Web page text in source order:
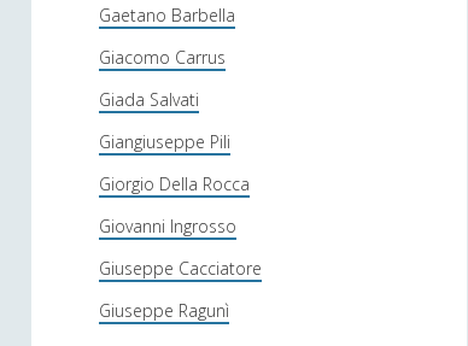
Gaetano Barbella
Giacomo Carrus
Giada Salvati
Giangiuseppe Pili
Giorgio Della Rocca
Giovanni Ingrosso
Giuseppe Cacciatore
Giuseppe Ragunì